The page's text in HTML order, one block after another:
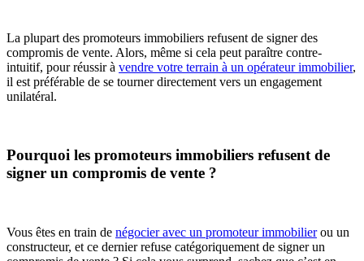
La plupart des promoteurs immobiliers refusent de signer des
compromis de vente. Alors, même si cela peut paraître contre-
intuitif, pour réussir à vendre votre terrain à un opérateur immobilier,
il est préférable de se tourner directement vers un engagement
unilatéral.
Pourquoi les promoteurs immobiliers refusent de
signer un compromis de vente ?
Vous êtes en train de négocier avec un promoteur immobilierou un
constructeur, et ce dernier refuse catégoriquement de signer un